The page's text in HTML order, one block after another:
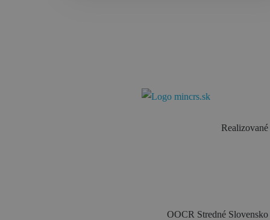
OOCR Stredné Slovensko